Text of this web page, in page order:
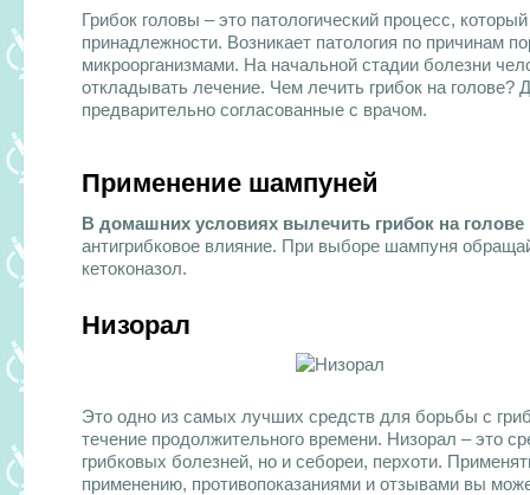
Грибок головы – это патологический процесс,
принадлежности. Возникает патология по причинам
микроорганизмами. На начальной стадии болезни
откладывать лечение. Чем лечить грибок на
предварительно согласованные с врачом.
Применение шампуней
В домашних условиях вылечить грибок на
антигрибковое влияние. При выборе шампуня
кетоконазол.
Низорал
Это одно из самых лучших средств для борьбы с
течение продолжительного времени. Низорал – это
грибковых болезней, но и себореи, перхоти.
применению, противопоказаниями и отзывами вы